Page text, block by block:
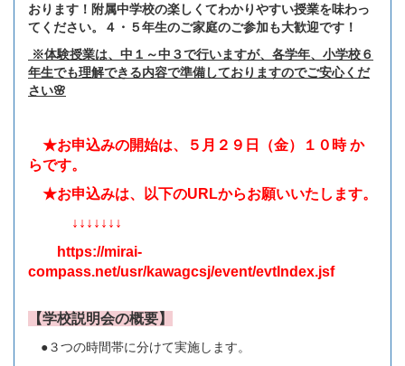
おります！附属中学校の楽しくてわかりやすい授業を味わっ
てください。４・５年生のご家庭のご参加も大歓迎です！
※体験授業は、中１～中３で行いますが、各学年、小学校６
年生でも理解できる内容で準備しておりますのでご安心くだ
さい🌸
★お申込みの開始は、５月２９日（金）１０時 か
らです。
★お申込みは、以下のURLからお願いいたします。
↓↓↓↓↓↓↓
https://mirai-
compass.net/usr/kawagcsj/event/evtIndex.jsf
【学校説明会の概要】
●３つの時間帯に分けて実施します。